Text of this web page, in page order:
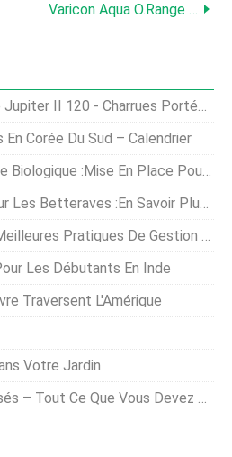
Varicon Aqua O.range - Ligne D'alimentation Sèche Pour Écloserie De Poissons Marins
II 120 - Charrues Portées Réversibles
Corée Du Sud – Calendrier
:mise En Place Pour Le Succès
Plus Sur Le Traitement De La Brûlure Méridionale Des Betteraves
De Gestion Dans L'élevage De Crevettes
Les Débutants En Inde
Traversent L'Amérique
Votre Jardin
Tout Ce Que Vous Devez Savoir